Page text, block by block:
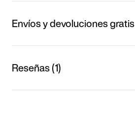
Envíos y devoluciones gratis
Reseñas (1)